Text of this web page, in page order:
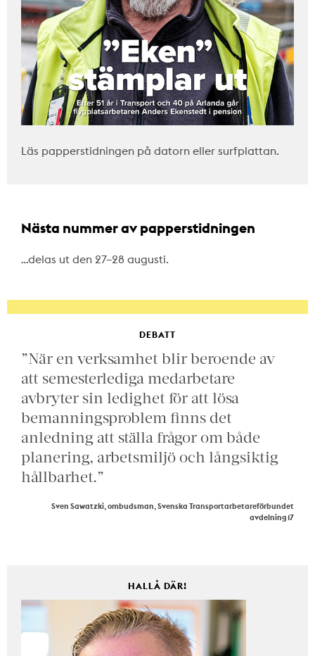
Läs papperstidningen på datorn eller surfplattan.
Nästa nummer av papperstidningen
…delas ut den 27–28 augusti.
DEBATT
”När en verksamhet blir beroende av
att semesterlediga medarbetare
avbryter sin ledighet för att lösa
bemanningsproblem finns det
anledning att ställa frågor om både
planering, arbetsmiljö och långsiktig
hållbarhet.”
Sven Sawatzki, ombudsman, Svenska Transportarbetareförbundet
avdelning 17
HALLÅ DÄR!